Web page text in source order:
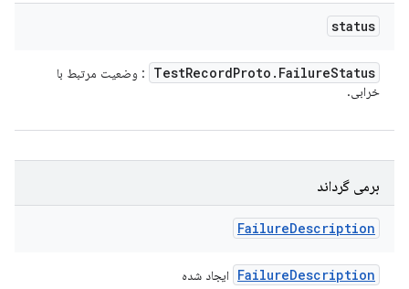
status
TestRecordProto . FailureStatus
: وضعیت مرتبط با
خرابی.
برمی گرداند
FailureDescription
FailureDescription ایجاد شده